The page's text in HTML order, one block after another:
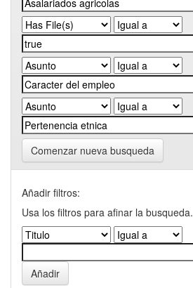
Comenzar nueva busqueda
Añadir filtros:
Usa los filtros para afinar la busqueda.